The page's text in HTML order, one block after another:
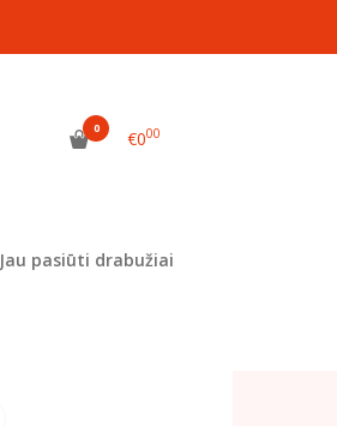
0 €000
Jau pasiūti drabužiai